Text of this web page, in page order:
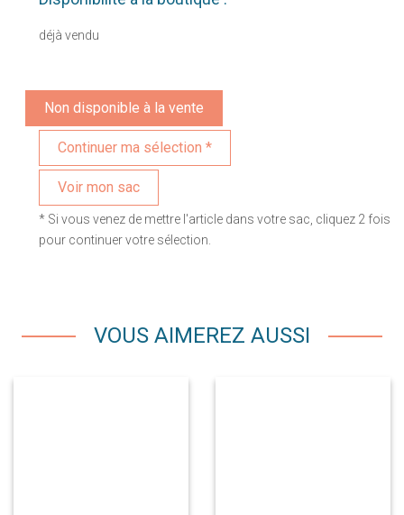
déjà vendu
Non disponible à la vente
Voir mon sac
* Si vous venez de mettre l'article dans votre sac, cliquez 2 fois
pour continuer votre sélection.
VOUS AIMEREZ AUSSI